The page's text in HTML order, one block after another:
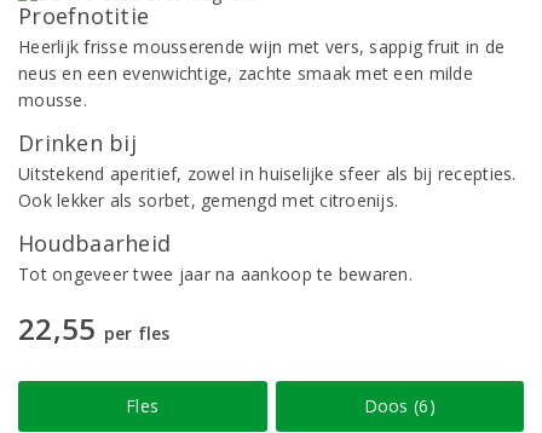
Proefnotitie
Heerlijk frisse mousserende wijn met vers, sappig fruit in de
neus en een evenwichtige, zachte smaak met een milde
mousse.
Drinken bij
Uitstekend aperitief, zowel in huiselijke sfeer als bij recepties.
Ook lekker als sorbet, gemengd met citroenijs.
Houdbaarheid
Tot ongeveer twee jaar na aankoop te bewaren.
22,55 per fles
Fles Doos (6)